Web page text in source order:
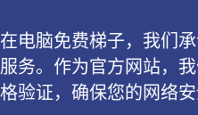
在电脑免费梯子，我们
服务。作为官方网站，
格验证，确保您的网络安